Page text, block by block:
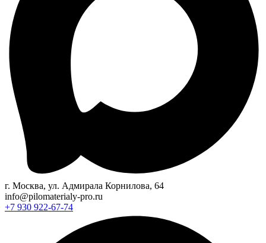
г. Москва, ул. Адмирала Корнилова, 64
info@pilomaterialy-pro.ru
+7 930 922-67-74